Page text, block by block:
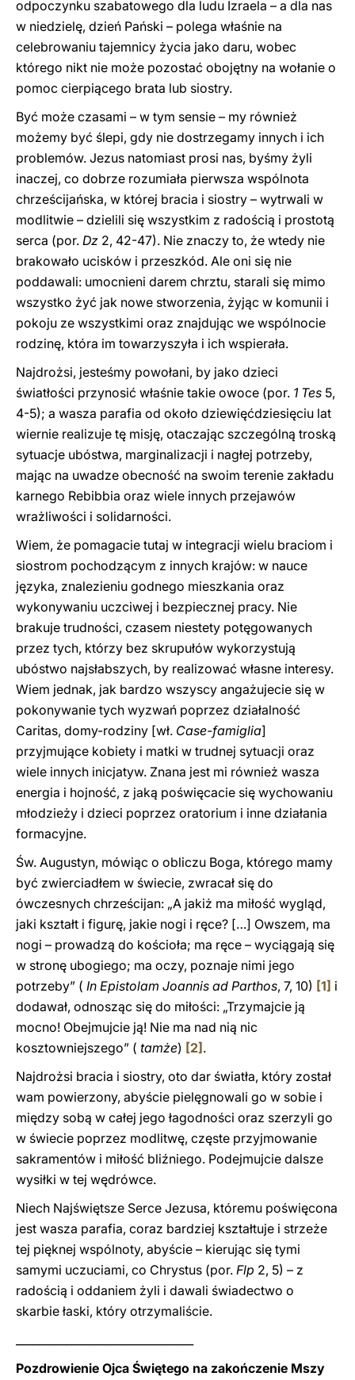
odpoczynku szabatowego dla ludu Izraela – a dla nas
w niedzielę, dzień Pański – polega właśnie na
celebrowaniu tajemnicy życia jako daru, wobec
którego nikt nie może pozostać obojętny na wołanie o
pomoc cierpiącego brata lub siostry.
Być może czasami – w tym sensie – my również
możemy być ślepi, gdy nie dostrzegamy innych i ich
problemów. Jezus natomiast prosi nas, byśmy żyli
inaczej, co dobrze rozumiała pierwsza wspólnota
chrześcijańska, w której bracia i siostry – wytrwali w
modlitwie – dzielili się wszystkim z radością i prostotą
serca (por. Dz 2, 42-47). Nie znaczy to, że wtedy nie
brakowało ucisków i przeszkód. Ale oni się nie
poddawali: umocnieni darem chrztu, starali się mimo
wszystko żyć jak nowe stworzenia, żyjąc w komunii i
pokoju ze wszystkimi oraz znajdując we wspólnocie
rodzinę, która im towarzyszyła i ich wspierała.
Najdrożsi, jesteśmy powołani, by jako dzieci
światłości przynosić właśnie takie owoce (por. 1 Tes 5,
4-5); a wasza parafia od około dziewięćdziesięciu lat
wiernie realizuje tę misję, otaczając szczególną troską
sytuacje ubóstwa, marginalizacji i nagłej potrzeby,
mając na uwadze obecność na swoim terenie zakładu
karnego Rebibbia oraz wiele innych przejawów
wrażliwości i solidarności.
Wiem, że pomagacie tutaj w integracji wielu braciom i
siostrom pochodzącym z innych krajów: w nauce
języka, znalezieniu godnego mieszkania oraz
wykonywaniu uczciwej i bezpiecznej pracy. Nie
brakuje trudności, czasem niestety potęgowanych
przez tych, którzy bez skrupułów wykorzystują
ubóstwo najsłabszych, by realizować własne interesy.
Wiem jednak, jak bardzo wszyscy angażujecie się w
pokonywanie tych wyzwań poprzez działalność
Caritas, domy-rodziny [wł. Case-famiglia]
przyjmujące kobiety i matki w trudnej sytuacji oraz
wiele innych inicjatyw. Znana jest mi również wasza
energia i hojność, z jaką poświęcacie się wychowaniu
młodzieży i dzieci poprzez oratorium i inne działania
formacyjne.
Św. Augustyn, mówiąc o obliczu Boga, którego mamy
być zwierciadłem w świecie, zwracał się do
ówczesnych chrześcijan: „A jakiż ma miłość wygląd,
jaki kształt i figurę, jakie nogi i ręce? […] Owszem, ma
nogi – prowadzą do kościoła; ma ręce – wyciągają się
w stronę ubogiego; ma oczy, poznaje nimi jego
potrzeby” ( In Epistolam Joannis ad Parthos, 7, 10) [1] i
dodawał, odnosząc się do miłości: „Trzymajcie ją
mocno! Obejmujcie ją! Nie ma nad nią nic
kosztowniejszego” ( tamże) [2] .
Najdrożsi bracia i siostry, oto dar światła, który został
wam powierzony, abyście pielęgnowali go w sobie i
między sobą w całej jego łagodności oraz szerzyli go
w świecie poprzez modlitwę, częste przyjmowanie
sakramentów i miłość bliźniego. Podejmujcie dalsze
wysiłki w tej wędrówce.
Niech Najświętsze Serce Jezusa, któremu poświęcona
jest wasza parafia, coraz bardziej kształtuje i strzeże
tej pięknej wspólnoty, abyście – kierując się tymi
samymi uczuciami, co Chrystus (por. Flp 2, 5) – z
radością i oddaniem żyli i dawali świadectwo o
skarbie łaski, który otrzymaliście.
Pozdrowienie Ojca Świętego na zakończenie Mszy